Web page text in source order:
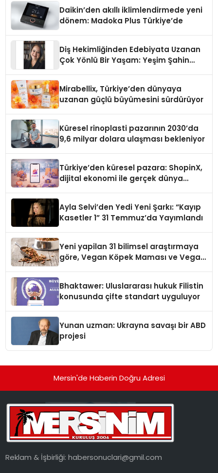
Daikin’den akıllı iklimlendirmede yeni
dönem: Madoka Plus Türkiye’de
Diş Hekimliğinden Edebiyata Uzanan
Çok Yönlü Bir Yaşam: Yeşim Şahin
Mirabellix, Türkiye’den dünyaya
uzanan güçlü büyümesini sürdürüyor
Küresel rinoplasti pazarının 2030’da
9,6 milyar dolara ulaşması bekleniyor
Türkiye’den küresel pazara: ShopinX,
dijital ekonomi ile gerçek dünya
Ayla Selvi’den Yedi Yeni Şarkı: “Kayıp
Kasetler 1” 31 Temmuz’da Yayımlandı
Yeni yapilan 31 bilimsel araştırmaya
göre, Vegan Köpek Maması ve Vegan
Bhaktawer: Uluslararası hukuk Filistin
konusunda çifte standart uyguluyor
Yunan uzman: Ukrayna savaşı bir ABD
projesi
Mersin'de Haberin Doğru Adresi
Reklam & İşbirliği:habersonuclari@gmil.com